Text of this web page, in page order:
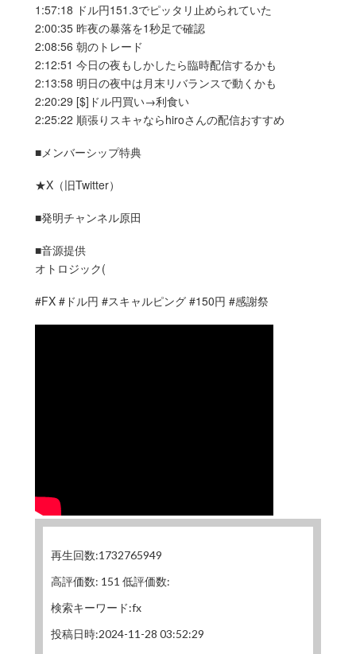
1:57:18 ドル円151.3でピッタリ止められていた
2:00:35 昨夜の暴落を1秒足で確認
2:08:56 朝のトレード
2:12:51 今日の夜もしかしたら臨時配信するかも
2:13:58 明日の夜中は月末リバランスで動くかも
2:20:29 [$]ドル円買い→利食い
2:25:22 順張りスキャならhiroさんの配信おすすめ
■メンバーシップ特典
★X（旧Twitter）
■発明チャンネル原田
■音源提供
オトロジック(
#FX #ドル円 #スキャルピング #150円 #感謝祭
再生回数:1732765949
高評価数: 151 低評価数:
検索キーワード:fx
投稿日時:2024-11-28 03:52:29